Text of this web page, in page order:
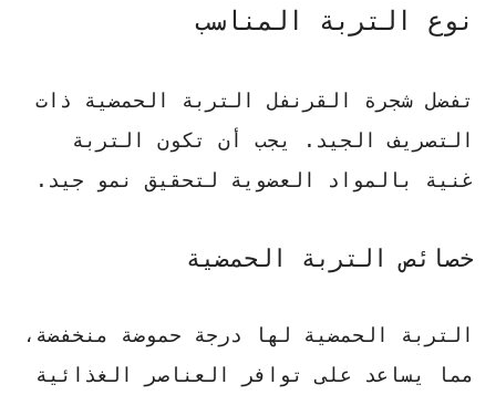
نوع التربة المناسب
تفضل شجرة القرنفل التربة الحمضية ذات
التصريف الجيد. يجب أن تكون التربة
غنية بالمواد العضوية لتحقيق نمو جيد.
خصائص التربة الحمضية
التربة الحمضية لها درجة حموضة منخفضة،
مما يساعد على توافر العناصر الغذائية